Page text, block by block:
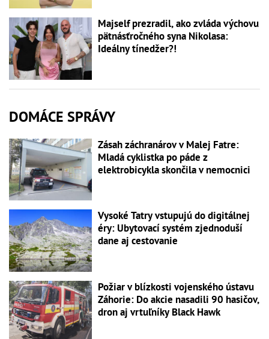
Majself prezradil, ako zvláda výchovu
pätnásťročného syna Nikolasa:
Ideálny tínedžer?!
DOMÁCE SPRÁVY
Zásah záchranárov v Malej Fatre:
Mladá cyklistka po páde z
elektrobicykla skončila v nemocnici
Vysoké Tatry vstupujú do digitálnej
éry: Ubytovací systém zjednoduší
dane aj cestovanie
Požiar v blízkosti vojenského ústavu
Záhorie: Do akcie nasadili 90 hasičov,
dron aj vrtuľníky Black Hawk